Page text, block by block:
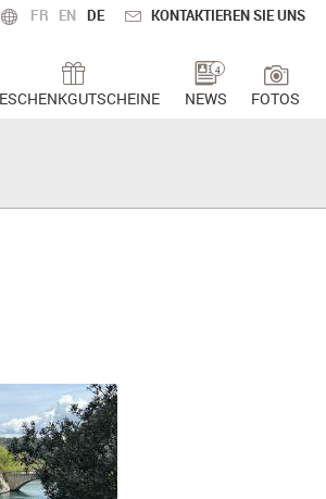
4
NEWS FOTOS
FR EN DE KONTAKTIEREN SIE UNS